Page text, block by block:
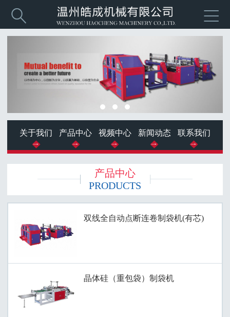


关于我们 产品中心 视频中心 新闻动态 联系我们
产品中心
PRODUCTS
双线全自动点断连卷制袋机(有芯)
晶体硅（重包袋）制袋机